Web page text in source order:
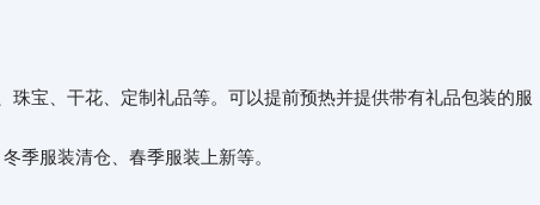
珠宝、干花、定制礼品等。可以提前预热并提供带有礼品包装的服
季服装清仓、春季服装上新等。